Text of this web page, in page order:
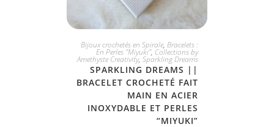
JE L'ADOPTE
Bijoux crochetés en Spirale, Bracelets :
En Perles "Miyuki", Collections by
Amethyste Creativity, Sparkling Dreams
SPARKLING DREAMS ||
BRACELET CROCHETÉ FAIT
MAIN EN ACIER
INOXYDABLE ET PERLES
“MIYUKI”